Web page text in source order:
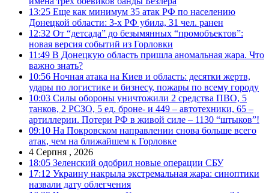
13:25 Еще как минимум 35 атак РФ по населению
Донецкой области: 3-х РФ убила, 31 чел. ранен
12:32 От “детсада” до безымянных “промобъектов”:
новая версия событий из Горловки
11:49 В Донецкую область пришла аномальная жара. Что
важно знать?
10:56 Ночная атака на Киев и область: десятки жертв,
удары по логистике и бизнесу, пожары по всему городу
10:03 Силы обороны уничтожили 2 средства ПВО, 5
танков, 2 РСЗО, 5 ед. броне- и 449 – автотехники, 65 –
артиллерии. Потери РФ в живой силе – 1130 “штыков”!
09:10 На Покровском направлении снова больше всего
атак, чем на ближайшем к Горловке
4 Серпня , 2026
18:05 Зеленский одобрил новые операции СБУ
17:12 Украину накрыла экстремальная жара: синоптики
назвали дату облегчения